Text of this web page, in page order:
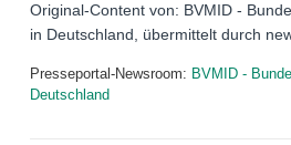
Original-Content von: BVMID -
in Deutschland, übermittelt durch
Presseportal-Newsroom: BVMID -
Deutschland